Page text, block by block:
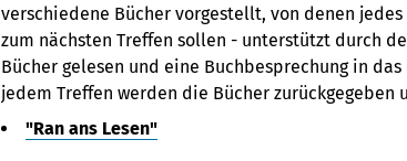
verschiedene Bücher vorgestellt, von denen
zum nächsten Treffen sollen - unterstützt durch
Bücher gelesen und eine Buchbesprechung in
jedem Treffen werden die Bücher
"Ran ans Lesen"